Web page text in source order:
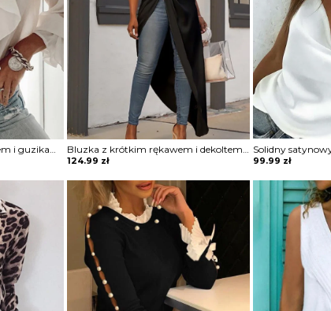
Koszulka z długim rękawem i guzikami falbaną bluzka Magdaleni Bluzka z krótkim rękawem i dekoltem w szpic Jarmila
124.99 zł 99.99 zł